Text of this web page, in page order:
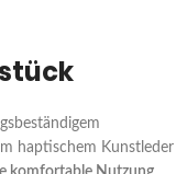
haptischem Kunstleder